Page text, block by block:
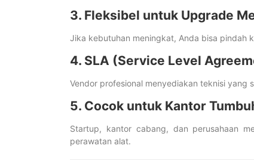
3. Fleksibel untuk Upgrade
Jika kebutuhan meningkat, Anda bisa pindah
4. SLA (Service Level
Vendor profesional menyediakan teknisi yang
5. Cocok untuk Kantor
Startup, kantor cabang, dan perusahaan
perawatan alat.